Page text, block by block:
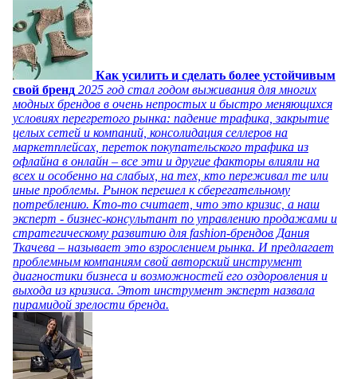
Как усилить и сделать более устойчивым
свой бренд 2025 год стал годом выживания для многих
модных брендов в очень непростых и быстро меняющихся
условиях перегретого рынка: падение трафика, закрытие
целых сетей и компаний, консолидация селлеров на
маркетплейсах, переток покупательского трафика из
офлайна в онлайн – все эти и другие факторы влияли на
всех и особенно на слабых, на тех, кто переживал те или
иные проблемы. Рынок перешел к сберегательному
потреблению. Кто-то считает, что это кризис, а наш
эксперт - бизнес-консультант по управлению продажами и
стратегическому развитию для fashion-брендов Дания
Ткачева – называет это взрослением рынка. И предлагает
проблемным компаниям свой авторский инструмент
диагностики бизнеса и возможностей его оздоровления и
выхода из кризиса. Этот инструмент эксперт назвала
пирамидой зрелости бренда.